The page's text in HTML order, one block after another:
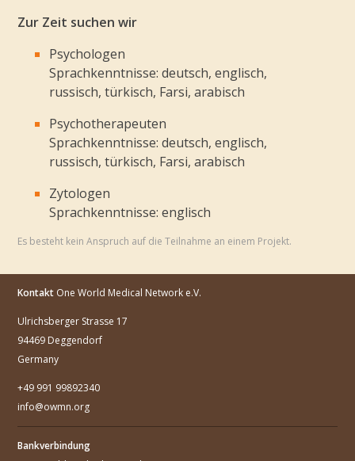
Zur Zeit suchen wir
Psychologen
Sprachkenntnisse: deutsch, englisch,
russisch, türkisch, Farsi, arabisch
Psychotherapeuten
Sprachkenntnisse: deutsch, englisch,
russisch, türkisch, Farsi, arabisch
Zytologen
Sprachkenntnisse: englisch
Es besteht kein Anspruch auf die Teilnahme an einem Projekt.
Kontakt One World Medical Network e.V.
Ulrichsberger Strasse 17
94469 Deggendorf
Germany
+49 991 99892340
info@owmn.org
Bankverbindung